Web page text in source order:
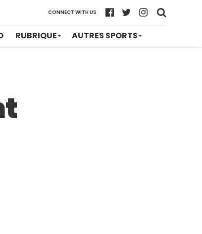
CONNECT WITH US
RUBRIQUE AUTRES SPORTS